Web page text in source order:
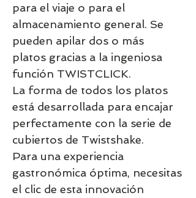
para el viaje o para el
almacenamiento general. Se
pueden apilar dos o más
platos gracias a la ingeniosa
función TWISTCLICK.
La forma de todos los platos
está desarrollada para encajar
perfectamente con la serie de
cubiertos de Twistshake.
Para una experiencia
gastronómica óptima, necesitas
el clic de esta innovación